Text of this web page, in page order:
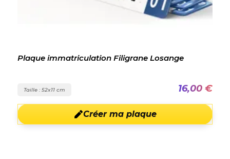
Plaque immatriculation Filigrane Losange
Taille : 52x11 cm 16,00 €
Créer ma plaque